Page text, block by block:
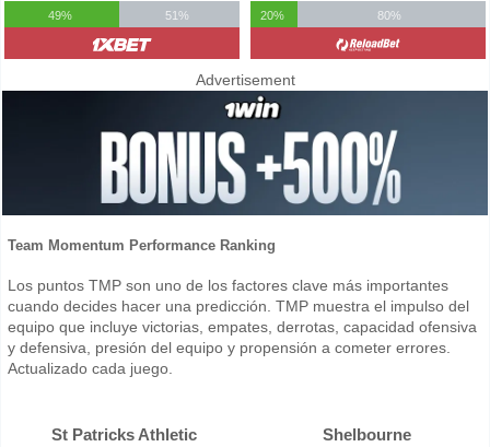
49%
51%
20%
80%
Advertisement
Team Momentum Performance Ranking
Los puntos TMP son uno de los factores clave más importantes
cuando decides hacer una predicción. TMP muestra el impulso del
equipo que incluye victorias, empates, derrotas, capacidad ofensiva
y defensiva, presión del equipo y propensión a cometer errores.
Actualizado cada juego.
St Patricks Athletic Shelbourne